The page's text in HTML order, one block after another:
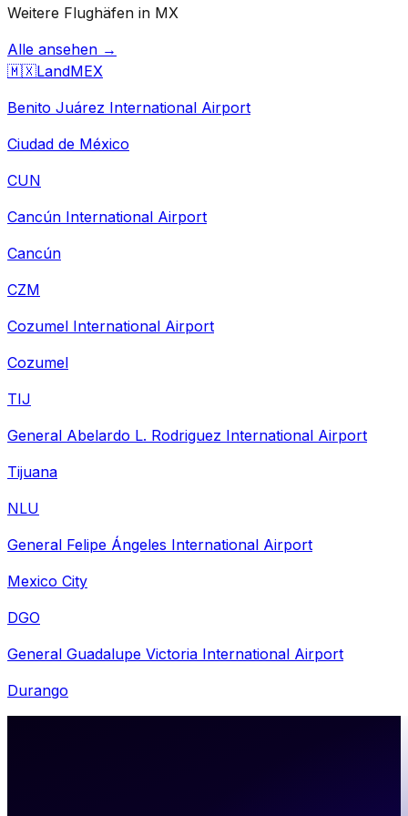
Weitere Flughäfen in MX
Alle ansehen →
🇲🇽LandMEX
Benito Juárez International Airport
Ciudad de México
CUN
Cancún International Airport
Cancún
CZM
Cozumel International Airport
Cozumel
TIJ
General Abelardo L. Rodriguez International Airport
Tijuana
NLU
General Felipe Ángeles International Airport
Mexico City
DGO
General Guadalupe Victoria International Airport
Durango